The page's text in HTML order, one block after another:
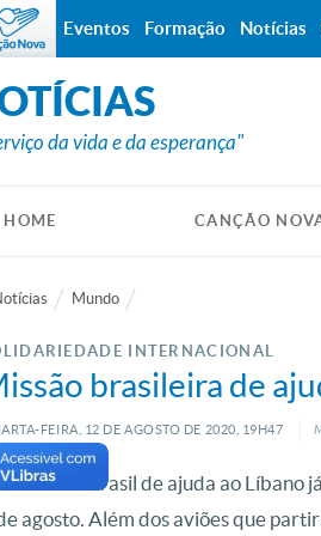
da vida e da esperança"
HOME CANÇÃO
Mundo
INTERNACIONAL
brasileira de
FEIRA, 12 DE AGOSTO DE 2020, 19H47
do Brasil de ajuda ao Líbano
agosto. Além dos aviões que
Eventos Formação Notícias